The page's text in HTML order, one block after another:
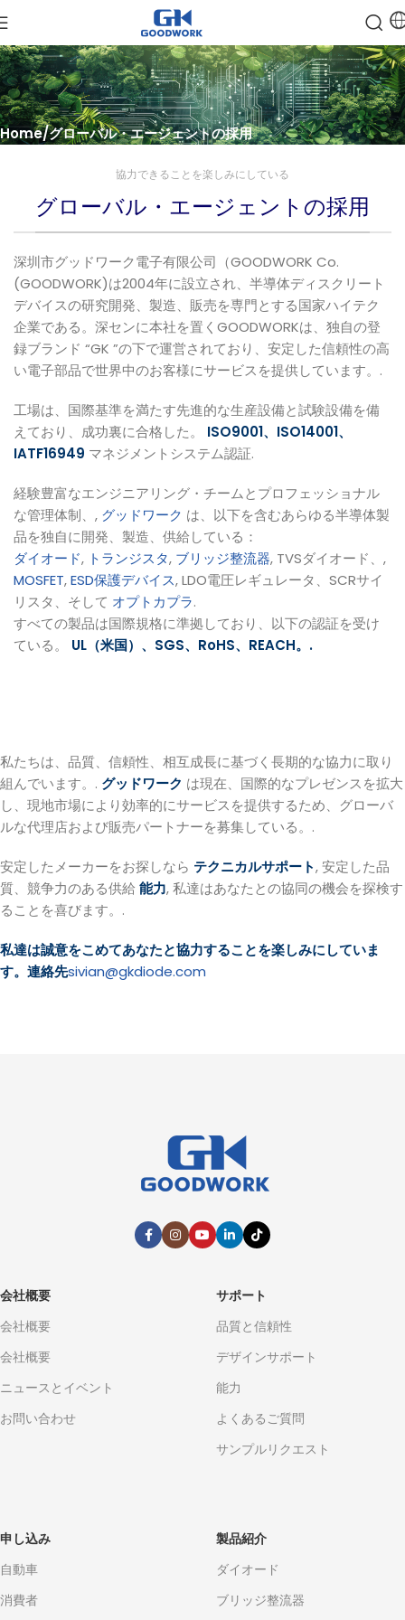
Home グローバル・エージェントの採用
協力できることを楽しみにしている
グローバル・エージェントの採用
深圳市グッドワーク電子有限公司（GOODWORK Co.
(GOODWORK)は2004年に設立され、半導体ディスクリート
デバイスの研究開発、製造、販売を専門とする国家ハイテク
企業である。深センに本社を置くGOODWORKは、独自の登
録ブランド “GK ”の下で運営されており、安定した信頼性の高
い電子部品で世界中のお客様にサービスを提供しています。.
工場は、国際基準を満たす先進的な生産設備と試験設備を備
えており、成功裏に合格した。 ISO9001、ISO14001、
IATF16949 マネジメントシステム認証.
経験豊富なエンジニアリング・チームとプロフェッショナル
な管理体制、, グッドワーク は、以下を含むあらゆる半導体製
品を独自に開発、製造、供給している：
ダイオード, トランジスタ, ブリッジ整流器, TVSダイオード、,
MOSFET,ESD保護デバイス, LDO電圧レギュレータ、SCRサイ
リスタ、そして オプトカプラ.
すべての製品は国際規格に準拠しており、以下の認証を受け
ている。 UL（米国）、SGS、RoHS、REACH。.
私たちは、品質、信頼性、相互成長に基づく長期的な協力に取り
組んでいます。. グッドワーク は現在、国際的なプレゼンスを拡大
し、現地市場により効率的にサービスを提供するため、グローバ
ルな代理店および販売パートナーを募集している。.
安定したメーカーをお探しなら テクニカルサポート, 安定した品
質、競争力のある供給 能力, 私達はあなたとの協同の機会を探検す
ることを喜びます。.
私達は誠意をこめてあなたと協力することを楽しみにしていま
す。連絡先sivian@gkdiode.com
会社概要
会社概要
会社概要
ニュースとイベント
お問い合わせ
サポート
品質と信頼性
デザインサポート
能力
よくあるご質問
サンプルリクエスト
申し込み
自動車
消費者
製品紹介
ダイオード
ブリッジ整流器